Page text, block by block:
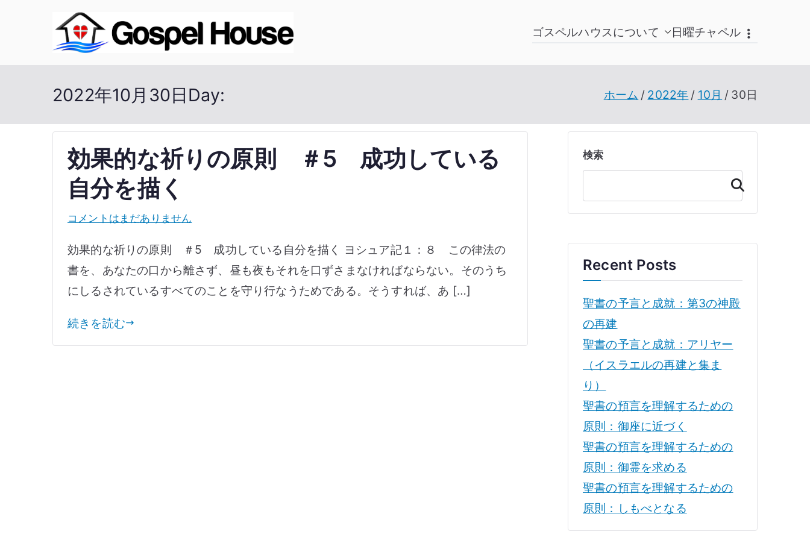
ゴスペルハウスについて 日曜チャペル
2022年10月30日 Day: ホーム 2022年 10月 30日
効果的な祈りの原則 ＃5 成功している
自分を描く
効
的
な
祈
の
原
コメントはまだありません
効果的な祈りの原則 ＃5 成功している自分を描く ヨシュア記１：８ この律法の
書を、あなたの口から離さず、昼も夜もそれを口ずさまなければならない。そのうち
にしるされているすべてのことを守り行なうためである。そうすれば、あ […]
続きを読む
検索
検
索
Recent Posts
聖書の予言と成就：第3の神殿
の再建
聖書の予言と成就：アリヤー
（イスラエルの再建と集ま
り）
聖書の預言を理解するための
原則：御座に近づく
聖書の預言を理解するための
原則：御霊を求める
聖書の預言を理解するための
原則：しもべとなる